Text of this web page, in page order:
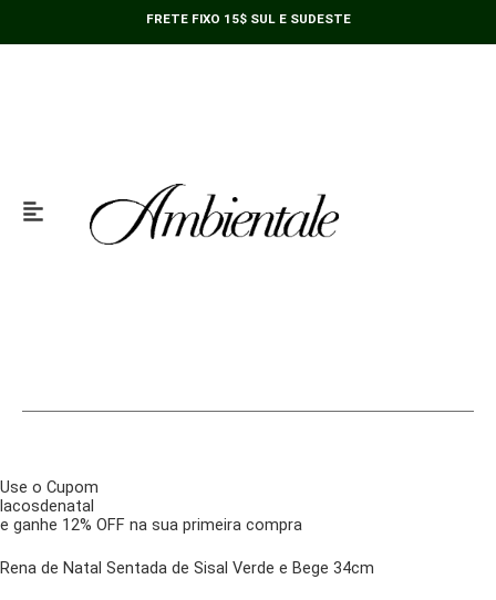
FRETE FIXO 15$ SUL E SUDESTE
Use o Cupom
lacosdenatal
e ganhe 12% OFF na sua primeira compra
Rena de Natal Sentada de Sisal Verde e Bege 34cm